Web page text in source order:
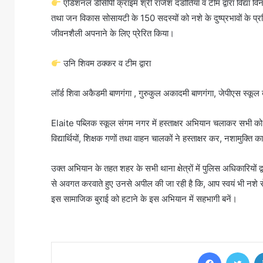
एडिशनल डीसीपी क्राइम श्री राजेश दंडोतिया व टीम द्वारा
तथा जन विकास सोसायटी के 150 सदस्यों को नशे के दुष्प्रभावों के
जीवनशैली अपनाने के लिए प्रेरित किया।
उनि शिवम ठक्कर व टीम द्वारा
लॉर्ड शिवा अकैडमी बाणगंगा , गुरुकुल अकादमी बाणगंगा, जेपीएस स्कूल
Elaite पब्लिक स्कूल संगम नगर में हस्ताक्षर अभियान चलाकर सभी
विद्यार्थियों, शिक्षक गणों तथा वाहन चालकों ने हस्ताक्षर कर, नशामुक्ति
उक्त अभियान के तहत शहर के सभी थाना क्षेत्रों में पुलिस अधिकारियों
से अवगत करवाते हुए उनसे अपील की जा रही है कि, आप स्वयं भी
इस सामाजिक बुराई को हटाने के इस अभियान में सहभागी बनें।
Facebook